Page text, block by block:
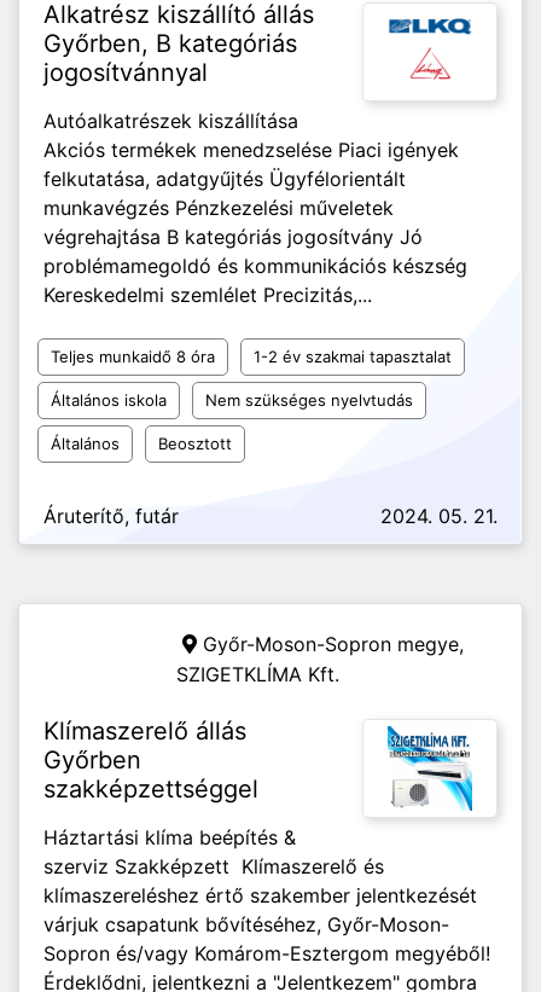
Alkatrész kiszállító állás
Győrben, B kategóriás
jogosítvánnyal
Autóalkatrészek kiszállítása
Akciós termékek menedzselése Piaci igények
felkutatása, adatgyűjtés Ügyfélorientált
munkavégzés Pénzkezelési műveletek
végrehajtása B kategóriás jogosítvány Jó
problémamegoldó és kommunikációs készség
Kereskedelmi szemlélet Precizitás,...
Teljes munkaidő 8 óra 1-2 év szakmai tapasztalat
Általános iskola Nem szükséges nyelvtudás
Általános Beosztott
Áruterítő, futár 2024. 05. 21.
Győr-Moson-Sopron megye,
SZIGETKLÍMA Kft.
Klímaszerelő állás
Győrben
szakképzettséggel
Háztartási klíma beépítés &
szerviz Szakképzett Klímaszerelő és
klímaszereléshez értő szakember jelentkezését
várjuk csapatunk bővítéséhez, Győr-Moson-
Sopron és/vagy Komárom-Esztergom megyéből!
Érdeklődni, jelentkezni a "Jelentkezem" gombra